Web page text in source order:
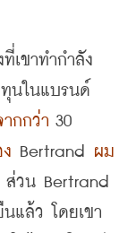
ที่เขาทำกำลัง
ทุนในแบรนด์
กกว่า
Bertrand
ผม
ส่วน
แล้ว โดยเขา